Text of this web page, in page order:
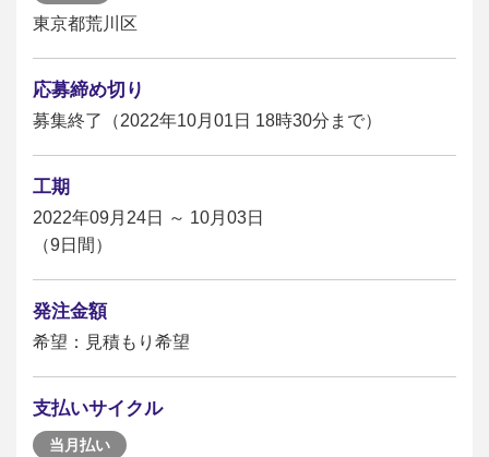
東京都荒川区
応募締め切り
募集終了（2022年10月01日 18時30分まで）
工期
2022年09月24日 ～ 10月03日
（9日間）
発注金額
希望：見積もり希望
支払いサイクル
当月払い